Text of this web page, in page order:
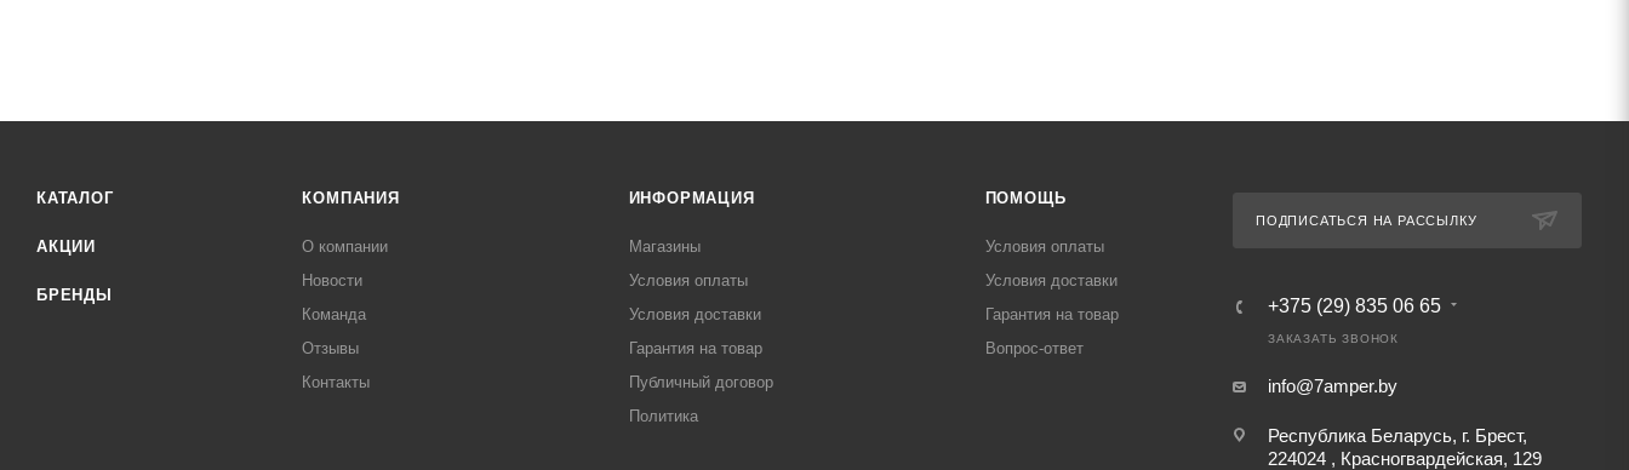
КАТАЛОГ
АКЦИИ
БРЕНДЫ
КОМПАНИЯ
О компании
Новости
Команда
Отзывы
Контакты
ИНФОРМАЦИЯ
Магазины
Условия оплаты
Условия доставки
Гарантия на товар
Публичный договор
Политика
ПОМОЩЬ
Условия оплаты
Условия доставки
Гарантия на товар
Вопрос-ответ
ПОДПИСАТЬСЯ НА РАССЫЛКУ
+375 (29) 835 06 65
ЗАКАЗАТЬ ЗВОНОК
info@7amper.by
Республика Беларусь, г. Брест,
224024 , Красногвардейская, 129